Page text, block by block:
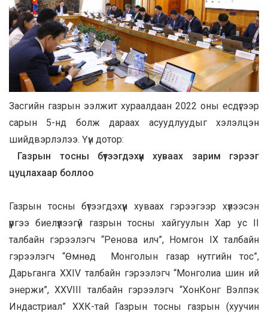
Засгийн газрын ээлжит хураалдаан 2022 оны есдүгээр
сарын 5-нд болж дараах асуудлуудыг хэлэлцэн
шийдвэрлэлээ. Үүн дотор:
Газрын тосны бүтээгдэхүүн хуваах зарим гэрээг
цуцлахаар боллоо
Газрын тосны бүтээгдэхүүн хуваах гэрээгээр хүлээсэн
үүргээ биелүүлээгүй газрын тосны хайгуулын Хар ус II
талбайн гэрээлэгч “Ренова илч”, Номгон IX талбайн
гэрээлэгч “Өмнөд Монголын газар нутгийн тос”,
Дарьганга XXIV талбайн гэрээлэгч “Монголиа шин ий
энержи”, XXVIII талбайн гэрээлэгч “ХонКонг Вэлпэк
Индастриал” ХХК-тай Газрын тосны газрын (хуучин